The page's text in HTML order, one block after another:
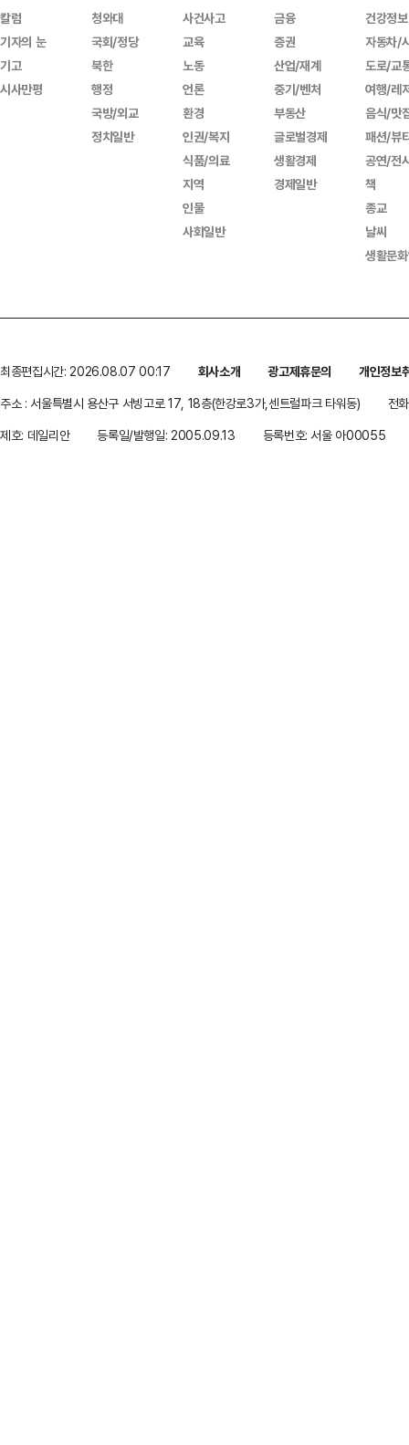
칼럼
기자의 눈
기고
시사만평
청와대
국회/정당
북한
행정
국방/외교
정치일반
사건사고
교육
노동
언론
환경
인권/복지
식품/의료
지역
인물
사회일반
금융
증권
산업/재계
중기/벤처
부동산
글로벌경제
생활경제
경제일반
건강정보
자동차/
도로/교
여행/레
음식/맛
패션/뷰
공연/전
책
종교
날씨
생활문
최종편집시간: 2026.08.07 00:17 회사소개 광고제휴문의
개인정보
주소 : 서울특별시 용산구 서빙고로 17, 18층(한강로3가,센트럴파크 타워동)
전
제호: 데일리안
등록일/발행일: 2005.09.13 등록번호: 서울 아00055